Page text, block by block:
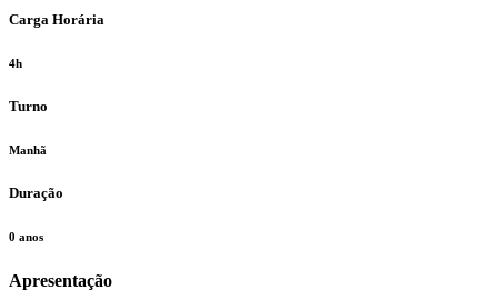
Carga Horária
4h
Turno
Manhã
Duração
0 anos
Apresentação